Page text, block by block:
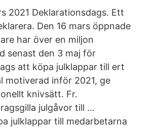
2021 Deklarationsdags. Ett
Den 16 mars öppnade
har över en miljon
senast den 3 maj för
att köpa julklappar till ert
motiverad inför 2021, ge
knivsätt. Fr.
julgåvor till …
julklappar till medarbetarna